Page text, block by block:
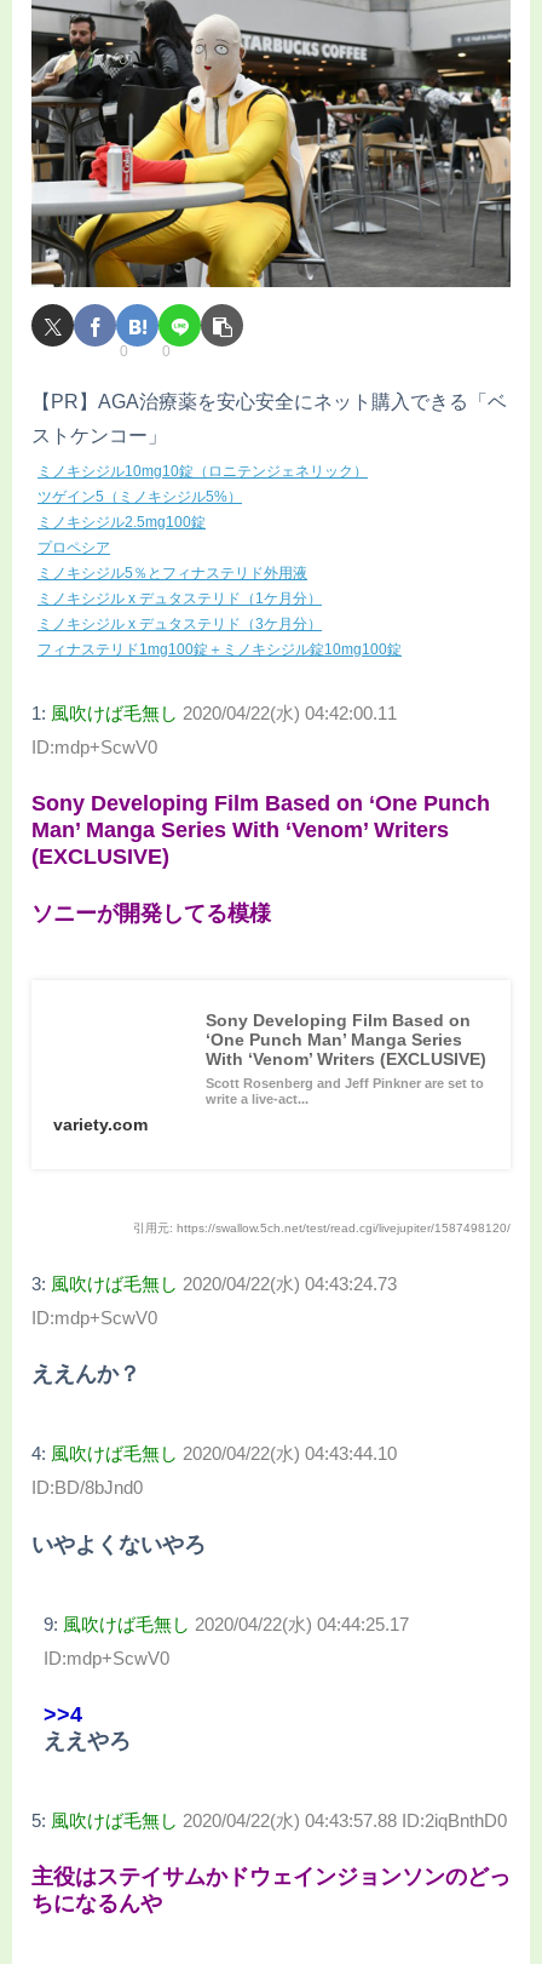
0 0
【PR】AGA治療薬を安心安全にネット購入できる「ベ
ストケンコー」
ミノキシジル10mg10錠（ロニテンジェネリック）
ツゲイン5（ミノキシジル5%）
ミノキシジル2.5mg100錠
プロペシア
ミノキシジル5％とフィナステリド外用液
ミノキシジル x デュタステリド（1ケ月分）
ミノキシジル x デュタステリド（3ケ月分）
フィナステリド1mg100錠＋ミノキシジル錠10mg100錠
1: 風吹けば毛無し 2020/04/22(水) 04:42:00.11
ID:mdp+ScwV0
Sony Developing Film Based on ‘One Punch
Man’ Manga Series With ‘Venom’ Writers
(EXCLUSIVE)
ソニーが開発してる模様
Sony Developing Film Based on
‘One Punch Man’ Manga Series
With ‘Venom’ Writers (EXCLUSIVE)
Scott Rosenberg and Jeff Pinkner are set to
write a live-act...
variety.com
引用元: https://swallow.5ch.net/test/read.cgi/livejupiter/1587498120/
3: 風吹けば毛無し 2020/04/22(水) 04:43:24.73
ID:mdp+ScwV0
ええんか？
4: 風吹けば毛無し 2020/04/22(水) 04:43:44.10
ID:BD/8bJnd0
いやよくないやろ
9: 風吹けば毛無し 2020/04/22(水) 04:44:25.17
ID:mdp+ScwV0
>>4
ええやろ
5: 風吹けば毛無し 2020/04/22(水) 04:43:57.88 ID:2iqBnthD0
主役はステイサムかドウェインジョンソンのどっ
ちになるんや